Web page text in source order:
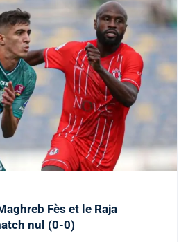
Fès et le Raja
nul (0-0)